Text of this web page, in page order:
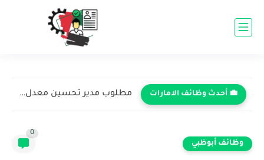
💼 أحدث وظائف الامارات مطلوب مدير تحسين معدل التحويل في تعاونية الاتحاد - دبي...
وظائف أبوظبي
0